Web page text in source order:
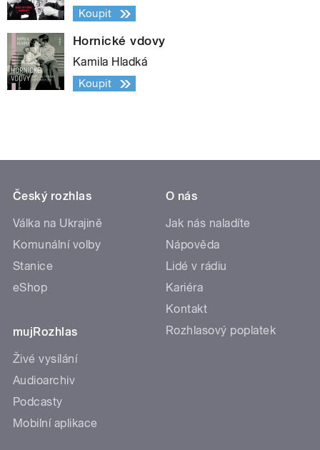
Koupit
Hornické vdovy
Kamila Hladká
Koupit
Český rozhlas
Válka na Ukrajině
Komunální volby
Stanice
eShop
mujRozhlas
Živé vysílání
Audioarchiv
Podcasty
Mobilní aplikace
O nás
Jak nás naladíte
Nápověda
Lidé v rádiu
Kariéra
Kontakt
Rozhlasový poplatek